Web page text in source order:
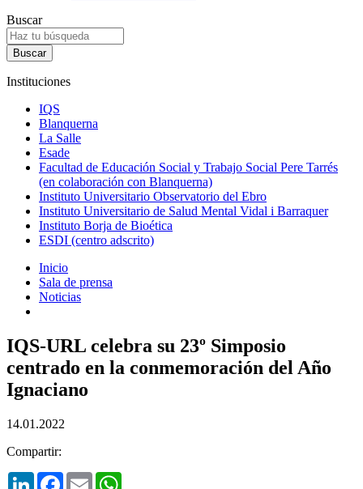
Buscar
Instituciones
IQS
Blanquerna
La Salle
Esade
Facultad de Educación Social y Trabajo Social Pere Tarrés
(en colaboración con Blanquerna)
Instituto Universitario Observatorio del Ebro
Instituto Universitario de Salud Mental Vidal i Barraquer
Instituto Borja de Bioética
ESDI (centro adscrito)
Inicio
Sala de prensa
Noticias
IQS-URL celebra su 23º Simposio
centrado en la conmemoración del Año
Ignaciano
14.01.2022
Compartir:
LinkedInFacebook
Email